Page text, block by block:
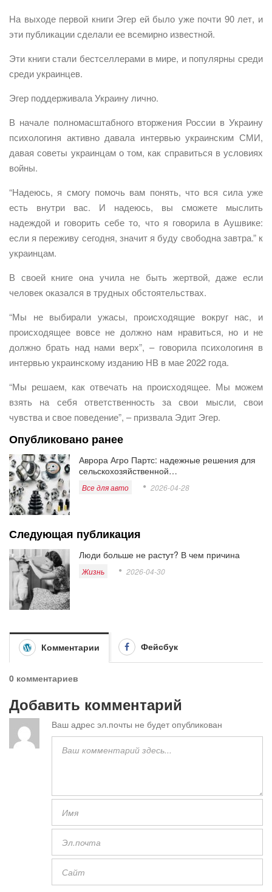
На выходе первой книги Эгер ей было уже почти 90 лет, и
эти публикации сделали ее всемирно известной.
Эти книги стали бестселлерами в мире, и популярны среди
среди украинцев.
Эгер поддерживала Украину лично.
В начале полномасштабного вторжения России в Украину
психологиня активно давала интервью украинским СМИ,
давая советы украинцам о том, как справиться в условиях
войны.
“Надеюсь, я смогу помочь вам понять, что вся сила уже
есть внутри вас. И надеюсь, вы сможете мыслить
надеждой и говорить себе то, что я говорила в Аушвике:
если я переживу сегодня, значит я буду свободна завтра.” к
украинцам.
В своей книге она учила не быть жертвой, даже если
человек оказался в трудных обстоятельствах.
“Мы не выбирали ужасы, происходящие вокруг нас, и
происходящее вовсе не должно нам нравиться, но и не
должно брать над нами верх”, – говорила психологиня в
интервью украинскому изданию НВ в мае 2022 года.
“Мы решаем, как отвечать на происходящее. Мы можем
взять на себя ответственность за свои мысли, свои
чувства и свое поведение”, – призвала Эдит Эгер.
Опубликовано ранее
Аврора Агро Партс: надежные решения для
сельскохозяйственной…
Все для авто 2026-04-28
Следующая публикация
Люди больше не растут? В чем причина
Жизнь 2026-04-30
Комментарии Фейсбук
0 комментариев
Добавить комментарий
Ваш адрес эл.почты не будет опубликован